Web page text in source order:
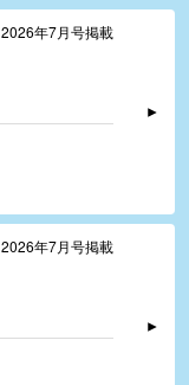
2026年7月号掲載
2026年7月号掲載